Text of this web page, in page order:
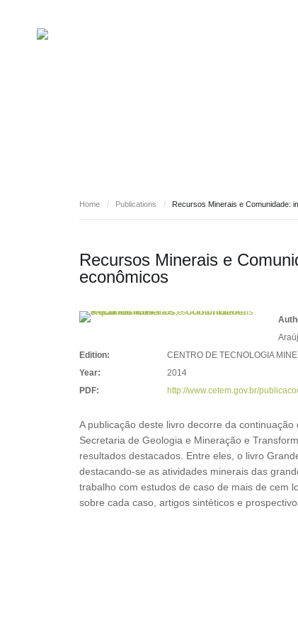
Home / Publications / Recursos Minerais e Comunidade:
Recursos Minerais e
econômicos
Edition:
CENTRO DE TECNOLOGIA
Year:
2014
PDF:
http://www.cetem.gov.br/
A publicação deste livro decorre da
Secretaria de Geologia e Mineração e
resultados destacados. Entre eles, o livro
destacando-se as atividades minerais das
trabalho com estudos de caso de mais de cem
sobre cada caso, artigos sintéticos e